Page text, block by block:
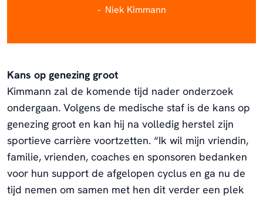
Niek Kimmann
Kans op genezing groot
Kimmann zal de komende tijd nader onderzoek
ondergaan. Volgens de medische staf is de kans op
genezing groot en kan hij na volledig herstel zijn
sportieve carrière voortzetten. “Ik wil mijn vriendin,
familie, vrienden, coaches en sponsoren bedanken
voor hun support de afgelopen cyclus en ga nu de
tijd nemen om samen met hen dit verder een plek